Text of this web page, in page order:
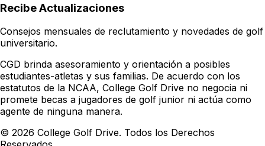
Recibe Actualizaciones
Consejos mensuales de reclutamiento y novedades de golf
universitario.
CGD brinda asesoramiento y orientación a posibles
estudiantes-atletas y sus familias. De acuerdo con los
estatutos de la NCAA, College Golf Drive no negocia ni
promete becas a jugadores de golf junior ni actúa como
agente de ninguna manera.
© 2026 College Golf Drive. Todos los Derechos